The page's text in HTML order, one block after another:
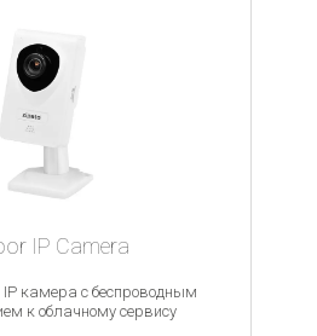
IP Camera
камера с беспроводным
к облачному сервису